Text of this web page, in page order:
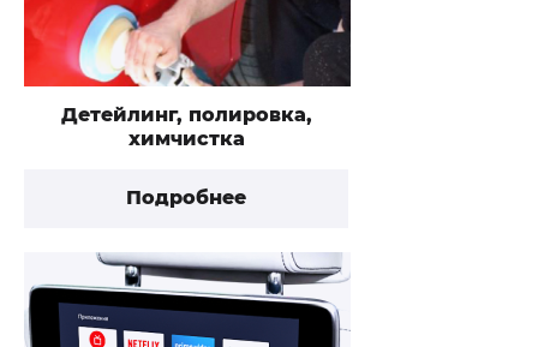
Детейлинг, полировка,
химчистка
Подробнее